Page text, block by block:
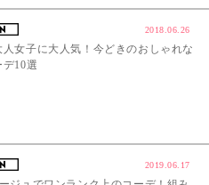
2018.06.26
人女子に大人気！今どきのおしゃれな
デ10選
2019.06.17